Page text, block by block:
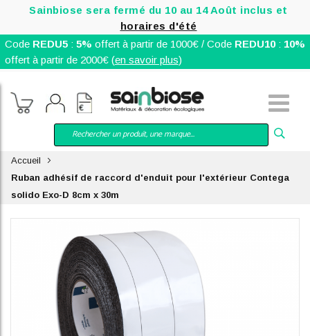
Sainbiose sera fermé du 10 au 14 Août inclus et
horaires d'été
Code REDU5: 5% offert à partir de 1000€ / Code REDU10: 10%
offert à partir de 2000€ (en savoir plus)
Accueil
Ruban adhésif de raccord d'enduit pour l'extérieur Contega
solido Exo-D 8cm x 30m